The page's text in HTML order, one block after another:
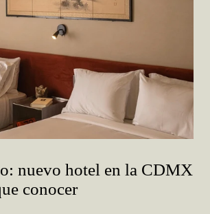
nuevo hotel en la CDMX
conocer